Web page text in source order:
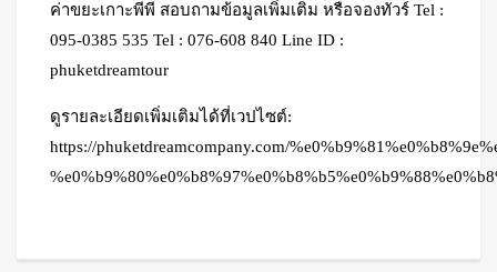
ค่าขยะเกาะพีพี สอบถามข้อมูลเพิ่มเติม หรือจองทัวร์ Tel :
095-0385 535 Tel : 076-608 840 Line ID :
phuketdreamtour
ดูรายละเอียดเพิ่มเติมได้ที่เวปไซต์:
https://phuketdreamcompany.com/